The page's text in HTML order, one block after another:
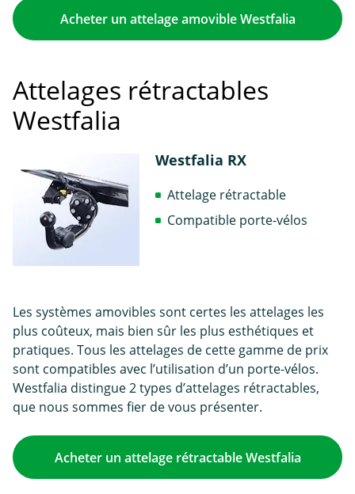
Acheter un attelage amovible Westfalia
Attelages rétractables
Westfalia
Westfalia RX
Attelage rétractable
Compatible porte-vélos
Les systèmes amovibles sont certes les attelages les
plus coûteux, mais bien sûr les plus esthétiques et
pratiques. Tous les attelages de cette gamme de prix
sont compatibles avec l’utilisation d’un porte-vélos.
Westfalia distingue 2 types d’attelages rétractables,
que nous sommes fier de vous présenter.
Acheter un attelage rétractable Westfalia